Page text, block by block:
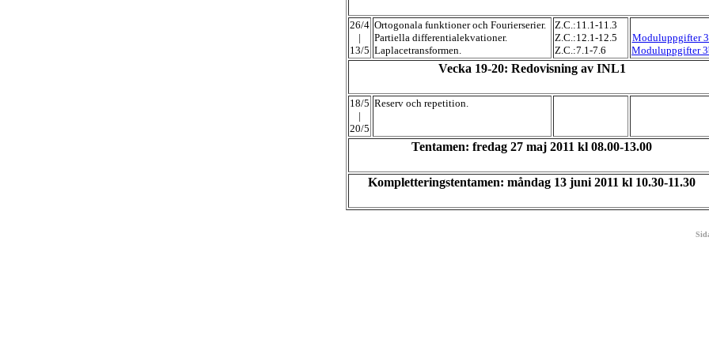
26/4
|
13/5
Ortogonala funktioner och Fourierserier.
Partiella differentialekvationer.
Laplacetransformen.
Z.C.:11.1-11.3
Z.C.:12.1-12.5
Z.C.:7.1-7.6
Moduluppgifter
Moduluppgifter
Vecka 19-20: Redovisning av INL1
18/5
|
20/5
Reserv och repetition.
Tentamen: fredag 27 maj 2011 kl 08.00-13.00
Kompletteringstentamen: måndag 13 juni 2011 kl 10.30-11.30